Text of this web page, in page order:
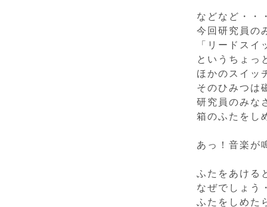
などなど・・
今回研究員の
「リードスイ
というちょっ
ほかのスイッ
そのひみつは
研究員のみな
箱のふたをし
あっ！音楽が
ふたをあける
なぜでしょう
ふたをしめた